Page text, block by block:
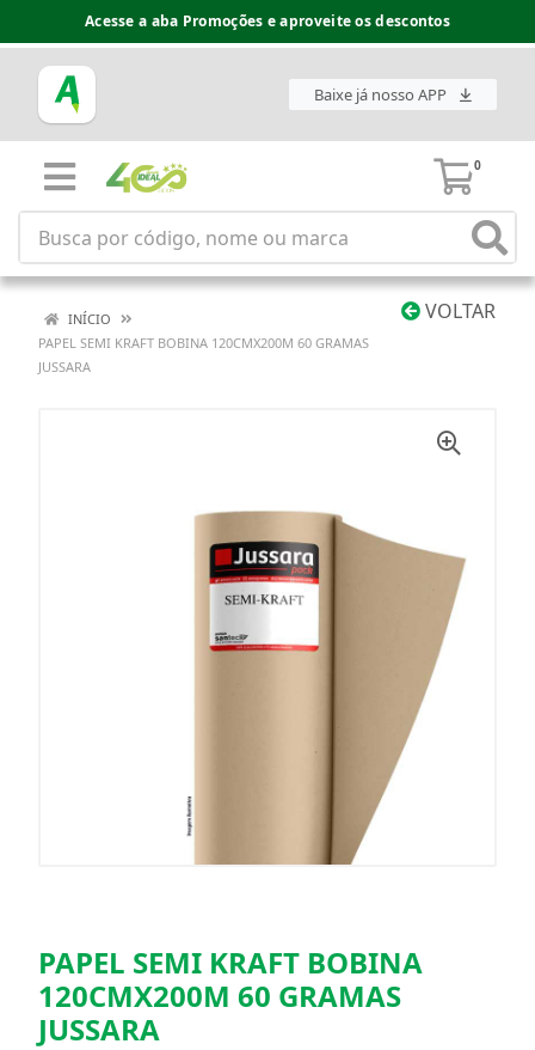
Acesse a aba Promoções e aproveite os descontos
Baixe já nosso APP
0
VOLTAR
INÍCIO
PAPEL SEMI KRAFT BOBINA 120CMX200M 60 GRAMAS
JUSSARA
PAPEL SEMI KRAFT BOBINA
120CMX200M 60 GRAMAS
JUSSARA